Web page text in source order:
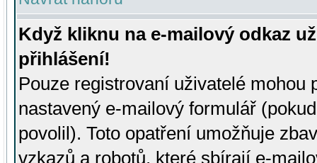
Když kliknu na e-mailový odkaz
přihlášení!
Pouze registrovaní uživatelé mohou
nastavený e-mailový formulář
povolil). Toto opatření umožňuje
vzkazů a robotů, které sbírají e-